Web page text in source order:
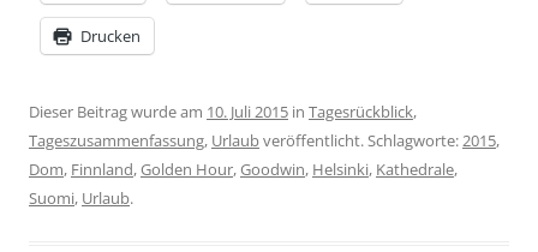
Drucken
Dieser Beitrag wurde am 10. Juli 2015 in Tagesrückblick,
Tageszusammenfassung, Urlaubveröffentlicht. Schlagworte:2015,
Dom, Finnland,Golden Hour,Goodwin, Helsinki, Kathedrale,
Suomi, Urlaub.